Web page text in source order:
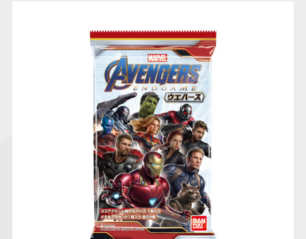
仮面ライダーシリー
ガンダムシリーズ アンパンマン
にふぉるめーしょん
＆スクエアシール
ポケモンスケールワ